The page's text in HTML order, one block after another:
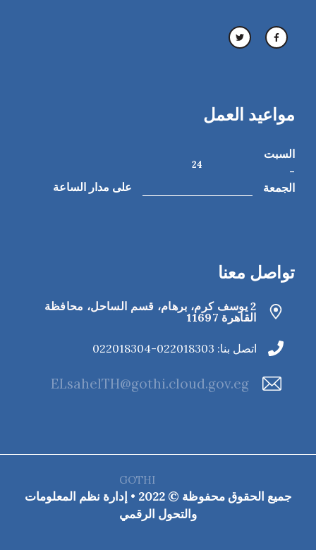
مواعيد العمل
السبت
-
الجمعة
24
على مدار الساعة
تواصل معنا
2 يوسف كرم، برهام، قسم الساحل، محافظة
القاهرة‬ 11697
اتصل بنا: 022018303-022018304
ELsahelTH@gothi.cloud.gov.eg
GOTHI
جميع الحقوق محفوظة © 2022 • إدارة نظم المعلومات
والتحول الرقمي